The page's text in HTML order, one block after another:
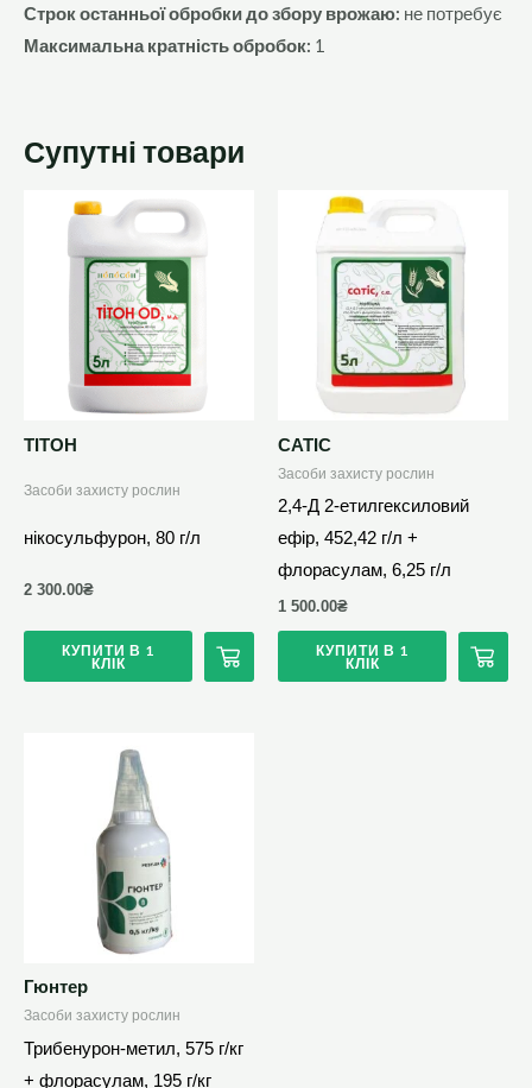
Строк останньої обробки до збору врожаю: не потребує
Максимальна кратність обробок: 1
Супутні товари
ТІТОН
Засоби захисту рослин
нікосульфурон, 80 г/л
2 300.00₴
КУПИТИ В 1
КЛІК
варіантів.
Параметри
можна
сторінці
САТІС
Засоби захисту рослин
2,4-Д 2-етилгексиловий
ефір, 452,42 г/л +
флорасулам, 6,25 г/л
1 500.00₴
КУПИТИ В 1
КЛІК
варіантів.
Параметри
можна
Гюнтер
Засоби захисту рослин
Трибенурон-метил, 575 г/кг
+ флорасулам, 195 г/кг